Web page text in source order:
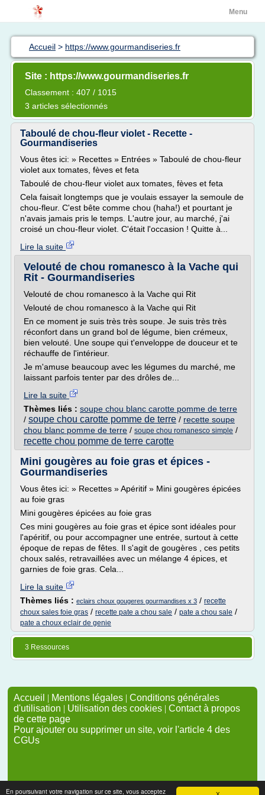
En poursuivant votre navigation sur ce site, vous acceptez
Menu
Accueil > https://www.gourmandiseries.fr
Site : https://www.gourmandiseries.fr
Classement : 407 / 1015
3 articles sélectionnés
Taboulé de chou-fleur violet - Recette -
Gourmandiseries
Vous êtes ici: » Recettes » Entrées » Taboulé de chou-fleur
violet aux tomates, fèves et feta
Taboulé de chou-fleur violet aux tomates, fèves et feta
Cela faisait longtemps que je voulais essayer la semoule de
chou-fleur. C'est bête comme chou (haha!) et pourtant je
n'avais jamais pris le temps. L'autre jour, au marché, j'ai
croisé un chou-fleur violet. C'était l'occasion ! Quitte à...
Lire la suite
Velouté de chou romanesco à la Vache qui
Rit - Gourmandiseries
Velouté de chou romanesco à la Vache qui Rit
Velouté de chou romanesco à la Vache qui Rit
En ce moment je suis très très soupe. Je suis très très
réconfort dans un grand bol de légume, bien crémeux,
bien velouté. Une soupe qui t'enveloppe de douceur et te
réchauffe de l'intérieur.
Je m'amuse beaucoup avec les légumes du marché, me
laissant parfois tenter par des drôles de...
Lire la suite
Thèmes liés : soupe chou blanc carotte pomme de terre
/ soupe chou carotte pomme de terre / recette soupe
chou blanc pomme de terre / soupe chou romanesco simple /
recette chou pomme de terre carotte
Mini gougères au foie gras et épices -
Gourmandiseries
Vous êtes ici: » Recettes » Apéritif » Mini gougères épicées
au foie gras
Mini gougères épicées au foie gras
Ces mini gougères au foie gras et épice sont idéales pour
l'apéritif, ou pour accompagner une entrée, surtout à cette
époque de repas de fêtes. Il s'agit de gougères , ces petits
choux salés, retravaillées avec un mélange 4 épices, et
garnies de foie gras. Cela...
Lire la suite
Thèmes liés : eclairs choux gougeres gourmandises x 3 / recette
choux sales foie gras / recette pate a chou sale / pate a chou sale /
pate a choux eclair de genie
3 Ressources
Accueil | Mentions légales | Conditions générales
d'utilisation | Utilisation des cookies | Contact à propos
de cette page
Pour ajouter ou supprimer un site, voir l'article 4 des
CGUs